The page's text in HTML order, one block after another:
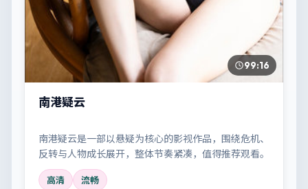
99:16
南港疑云
南港疑云是一部以悬疑为核心的影视作品，围绕危机、
反转与人物成长展开，整体节奏紧凑，值得推荐观看。
高清 流畅